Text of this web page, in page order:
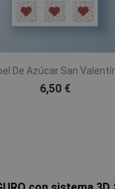
De Azúcar San
6,50 €